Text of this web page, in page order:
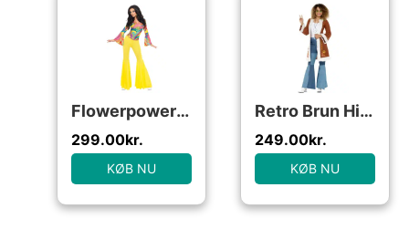
Flowerpower Kostume
299.00kr.
KØB NU
Retro Brun Hippie Jakke
249.00kr.
KØB NU